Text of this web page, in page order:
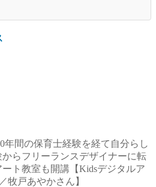
年間の保育士経験を経て自分らし
らフリーランスデザイナーに転
ト教室も開講【Kidsデジタルア
牧戸あやかさん】